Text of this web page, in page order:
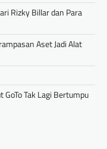
Rizky Billar dan Para
Aset Jadi Alat
GoTo Tak Lagi Bertumpu